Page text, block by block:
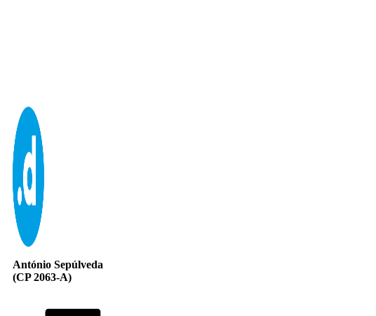
António Sepúlveda
(CP 2063-A)